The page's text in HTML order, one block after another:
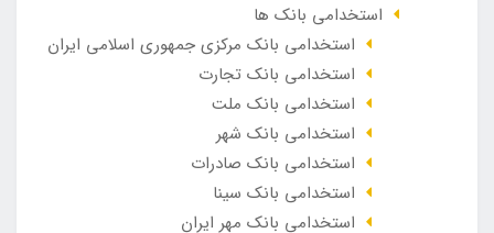
استخدامی بانک ها
استخدامی بانک مرکزی جمهوری اسلامی ایران
استخدامی بانک تجارت
استخدامی بانک ملت
استخدامی بانک شهر
استخدامی بانک صادرات
استخدامی بانک سینا
استخدامی بانک مهر ایران